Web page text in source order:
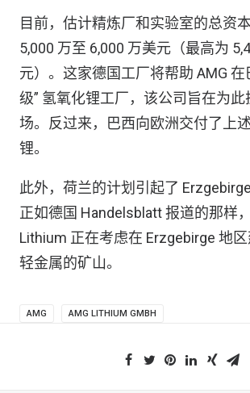
目前，估计精炼厂和实验室的总资
5,000 万至 6,000 万美元（最高为
元）。这家德国工厂将帮助 AMG 在
级” 氢氧化锂工厂，该公司旨在为此
场。反过来，巴西向欧洲交付了上
锂。
此外，荷兰的计划引起了
正如德国 Handelsblatt 报道的那样
Lithium 正在考虑在 Erzgebirge 地
轻金属的矿山。
AMG AMG LITHIUM GMBH